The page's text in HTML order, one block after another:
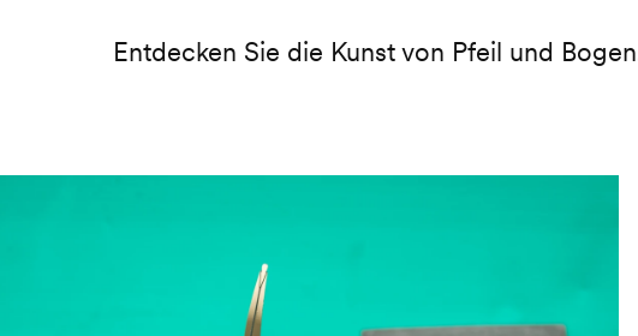
Entdecken Sie die Kunst von Pfeil und